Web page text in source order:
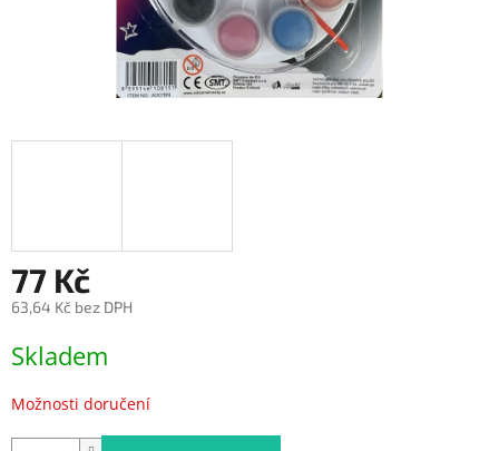
77 Kč
63,64 Kč bez DPH
cena:
Skladem
Možnosti doručení